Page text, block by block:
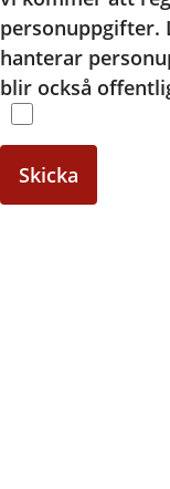
personuppgifter.
hanterar
blir också